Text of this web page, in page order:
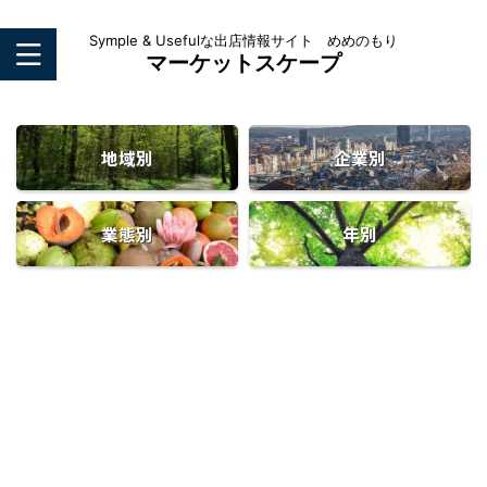
Symple & Usefulな出店情報サイト めめのもり
マーケットスケープ
地域別 企業別
業態別 年別